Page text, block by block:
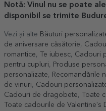
Notă: Vinul nu se poate
disponibil se trimite
Vezi și alte Băuturi
de aniversare căsătorie,
romantice, Te iubesc, Cadouri
pentru cupluri, Produse
personalizate, Recomandările
de vinuri, Cadouri
Cadouri de dragobete, Toate
Toate cadourile de Valentine's